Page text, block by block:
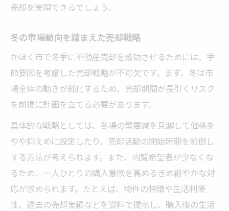
売却を実現できるでしょう。
冬の市場動向を踏まえた売却戦略
かほく市で冬季に不動産売却を成功させるためには、季
節要因を考慮した売却戦略が不可欠です。まず、冬は市
場全体の動きが鈍化するため、売却期間が長引くリスク
を前提に計画を立てる必要があります。
具体的な戦略としては、冬場の需要減を見越して価格を
やや抑えめに設定したり、売却活動の開始時期を前倒し
する方法が考えられます。また、内覧希望者が少なくな
るため、一人ひとりの購入意欲を高めるきめ細やかな対
応が求められます。たとえば、物件の特徴や生活利便
性、過去の売却実績などを資料で提示し、購入後の生活